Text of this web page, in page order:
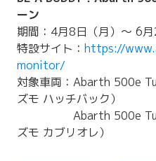
ーン
期間：4月8日（月）～ 6月
特設サイト：https://
monitor/
対象車両：Abarth 500e
ズモ ハッチバック）
Abarth 500e
ズモ カブリオレ）